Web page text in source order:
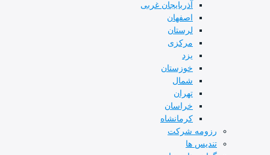
آذربایجان غربی
اصفهان
لرستان
مرکزی
یزد
خوزستان
شمال
تهران
خراسان
کرمانشاه
رزومه شرکت
تندیس ها